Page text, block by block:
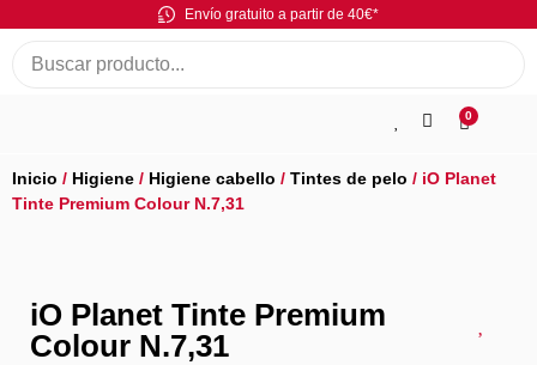
Envío gratuito a partir de 40€*
0
Inicio / Higiene / Higiene cabello / Tintes de pelo / iO Planet
Tinte Premium Colour N.7,31
iO Planet Tinte Premium
Colour N.7,31